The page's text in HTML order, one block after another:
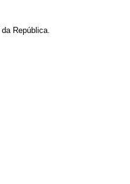
da República.